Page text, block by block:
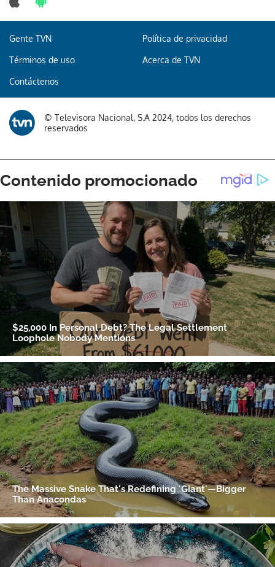
Gente TVN Política de privacidad
Términos de uso Acerca de TVN
Contáctenos
© Televisora Nacional, S.A 2024, todos los derechos
reservados